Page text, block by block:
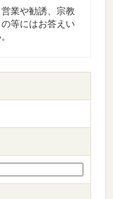
業や勧誘、宗教
等にはお答えい